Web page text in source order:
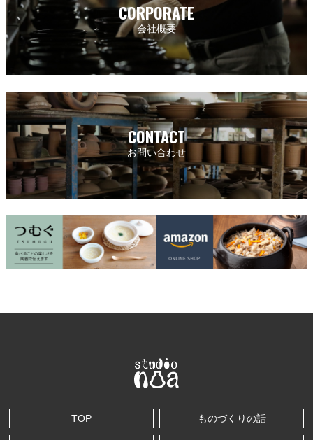
CORPORATE
会社概要
CONTACT
お問い合わせ
TOP ものづくりの話